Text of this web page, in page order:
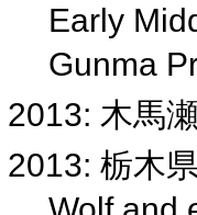
Early
Gunma
2013: 木馬
2013: 栃木